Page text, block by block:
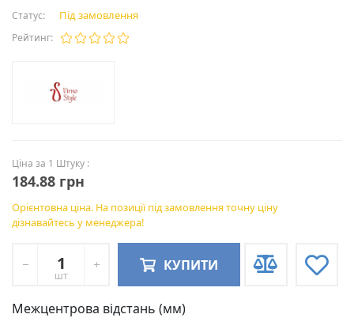
Статус: Під замовлення
Рейтинг:
Ціна за 1 Штуку :
184.88 грн
Орієнтовна ціна. На позиції під замовлення точну ціну
дізнавайтесь у менеджера!
шт
КУПИТИ
Межцентрова відстань (мм)